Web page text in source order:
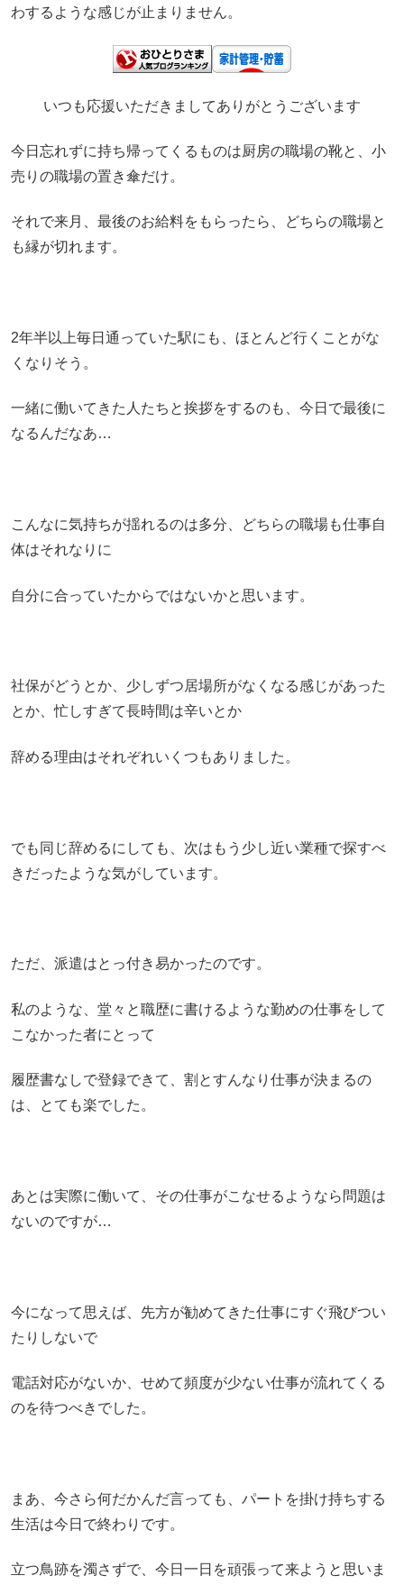
わするような感じが止まりません。
いつも応援いただきましてありがとうございます
今日忘れずに持ち帰ってくるものは厨房の職場の靴と、小
売りの職場の置き傘だけ。
それで来月、最後のお給料をもらったら、どちらの職場と
も縁が切れます。
2年半以上毎日通っていた駅にも、ほとんど行くことがな
くなりそう。
一緒に働いてきた人たちと挨拶をするのも、今日で最後に
なるんだなあ…
こんなに気持ちが揺れるのは多分、どちらの職場も仕事自
体はそれなりに
自分に合っていたからではないかと思います。
社保がどうとか、少しずつ居場所がなくなる感じがあった
とか、忙しすぎて長時間は辛いとか
辞める理由はそれぞれいくつもありました。
でも同じ辞めるにしても、次はもう少し近い業種で探すべ
きだったような気がしています。
ただ、派遣はとっ付き易かったのです。
私のような、堂々と職歴に書けるような勤めの仕事をして
こなかった者にとって
履歴書なしで登録できて、割とすんなり仕事が決まるの
は、とても楽でした。
あとは実際に働いて、その仕事がこなせるようなら問題は
ないのですが…
今になって思えば、先方が勧めてきた仕事にすぐ飛びつい
たりしないで
電話対応がないか、せめて頻度が少ない仕事が流れてくる
のを待つべきでした。
まあ、今さら何だかんだ言っても、パートを掛け持ちする
生活は今日で終わりです。
立つ鳥跡を濁さずで、今日一日を頑張って来ようと思いま